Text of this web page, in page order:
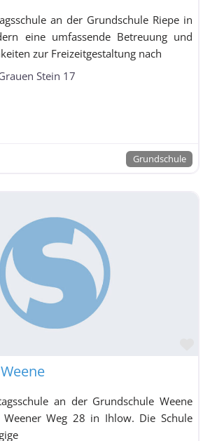
an der Grundschule Riepe in
eine umfassende Betreuung und
zur Freizeitgestaltung nach
Stein 17
Grundschule
an der Grundschule Weene
Weg 28 in Ihlow. Die Schule